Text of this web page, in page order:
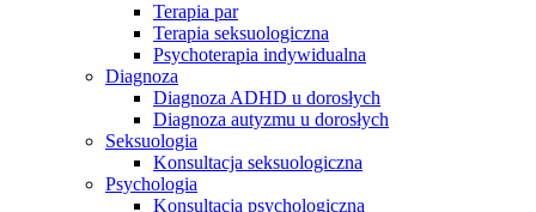
Terapia par
Terapia seksuologiczna
Psychoterapia indywidualna
Diagnoza
Diagnoza ADHD u dorosłych
Diagnoza autyzmu u dorosłych
Seksuologia
Konsultacja seksuologiczna
Psychologia
Konsultacja psychologiczna